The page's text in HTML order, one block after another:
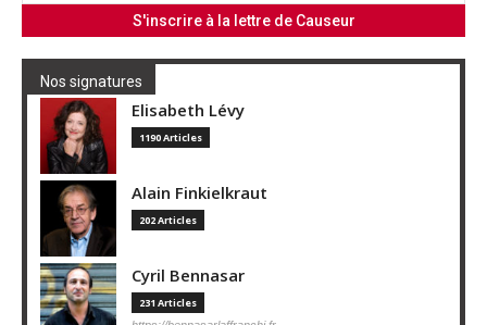
Nos signatures
Elisabeth Lévy
1190 Articles
Alain Finkielkraut
202 Articles
Cyril Bennasar
231 Articles